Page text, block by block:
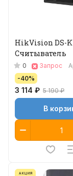
HikVision DS-
Считыватель
0 Запрос
-40%
3 114 ₽ 5 190 ₽
В
АКЦИЯ